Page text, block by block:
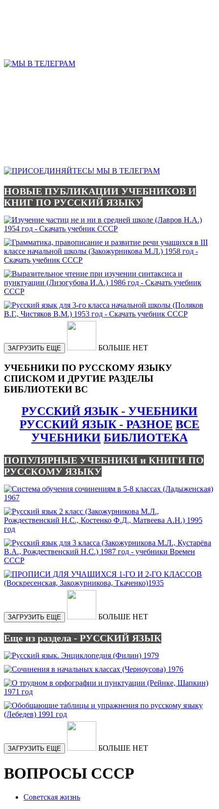
НОВЫЕ ПУБЛИКАЦИИ УЧЕБНИКОВ И
КНИГ ПО РУССКИЙ ЯЗЫКУ
ЗАГРУЗИТЬ ЕЩЕ БОЛЬШЕ НЕТ
УЧЕБНИКИ ПО РУССКОМУ ЯЗЫКУ
СПИСКОМ И ДРУГИЕ РАЗДЕЛЫ
БИБЛИОТЕКИ ВС
РУССКИЙ ЯЗЫК - УЧЕБНИКИ
РУССКИЙ ЯЗЫК - РАЗНОЕ ВСЕ
УЧЕБНИКИ БИБЛИОТЕКА
ПОПУЛЯРНЫЕ УЧЕБНИКИ и КНИГИ ПО
РУССКОМУ ЯЗЫКУ
ЗАГРУЗИТЬ ЕЩЕ БОЛЬШЕ НЕТ
Еще из раздела - РУССКИЙ ЯЗЫК
ЗАГРУЗИТЬ ЕЩЕ БОЛЬШЕ НЕТ
ВОПРОСЫ СССР
Советская жизнь